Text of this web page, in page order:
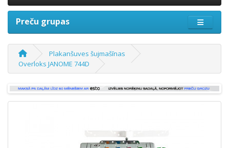
Preču grupas
Plakanšuves šujmašīnas
Overloks JANOME 744D